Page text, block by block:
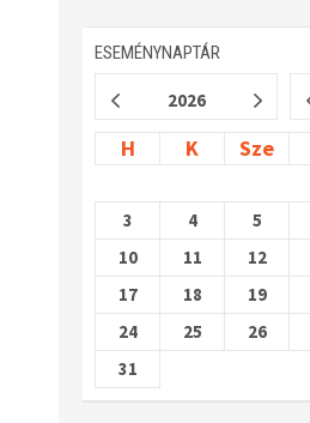
ESEMÉNYNAPTÁR
2026
H K Sze
3
4 5
10
11 12
17
18 19
24
25 26
31